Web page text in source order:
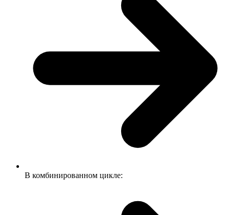
В комбинированном цикле: